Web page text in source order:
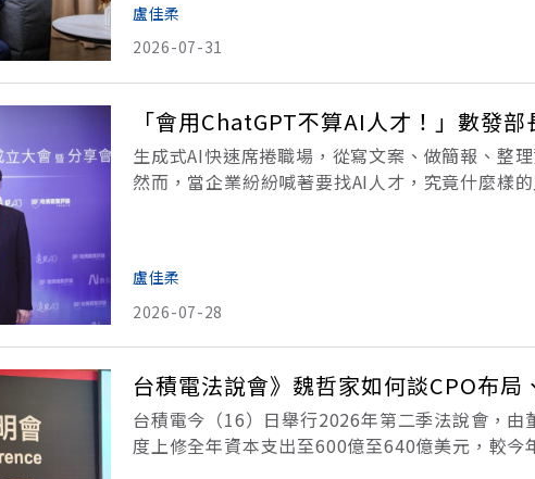
盧佳柔
2026-07-31
「會用ChatGPT不算AI人才！」數發
生成式AI快速席捲職場，從寫文案、做簡報、整
然而，當企業紛紛喊著要找AI人才，究竟什麼樣
盧佳柔
2026-07-28
台積電法說會》魏哲家如何談CPO布局
台積電今（16）日舉行2026年第二季法說會，
度上修全年資本支出至600億至640億美元，較